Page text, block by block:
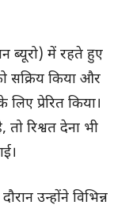
ब्यूरो) में रहते हुए
सक्रिय किया और
प्रेरित किया।
रिश्वत देना भी
उन्होंने विभिन्न